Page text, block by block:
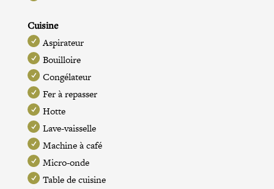
Cuisine
Aspirateur
Bouilloire
Congélateur
Fer à repasser
Hotte
Lave-vaisselle
Machine à café
Micro-onde
Table de cuisine